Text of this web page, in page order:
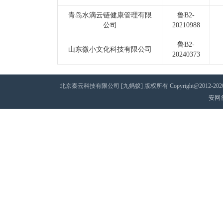
青岛水滴云链健康管理有限
公司
鲁B2-
20210988
山东微小文化科技有限公司
鲁B2-
20240373
北京秦云科技有限公司 [九蚂蚁] 版权所有 Copyright@2012-
安网